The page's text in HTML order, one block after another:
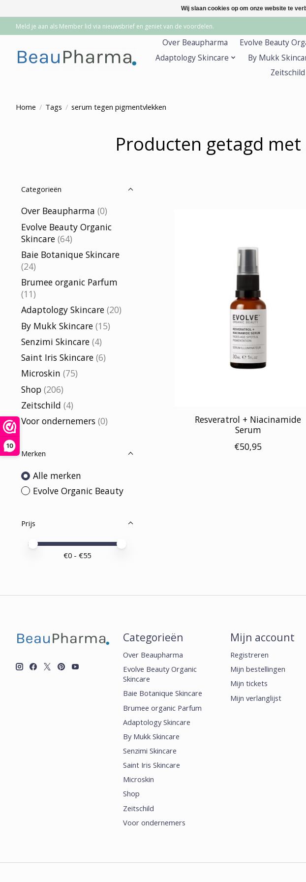
10
Meld je aan als Member lid via nieuwsbrief en geniet van de voordelen.
Over Beaupharma Evolve Beauty
Adaptology Skincare
By Mukk
Zeitschild
Home / Tags / serum tegen pigmentvlekken
Producten getagd
Categorieën
Over Beaupharma (0)
Evolve Beauty Organic
Skincare (64)
Baie Botanique Skincare
(24)
Brumee organic Parfum
(11)
Adaptology Skincare (20)
By Mukk Skincare (15)
Senzimi Skincare (4)
Saint Iris Skincare (6)
Microskin (75)
Shop (206)
Zeitschild (4)
Voor ondernemers (0)
Merken
Alle merken
Evolve Organic Beauty
Prijs
Minimale prijswaarde
Price maximum value
€0 - €55
Resveratrol + Niacinamide
Serum
€50,95
Categorieën
Over Beaupharma
Evolve Beauty Organic
Skincare
Baie Botanique Skincare
Brumee organic Parfum
Adaptology Skincare
By Mukk Skincare
Senzimi Skincare
Saint Iris Skincare
Microskin
Shop
Zeitschild
Voor ondernemers
Mijn account
Registreren
Mijn bestellingen
Mijn tickets
Mijn verlanglijst
Wij slaan cookies op om onze website te